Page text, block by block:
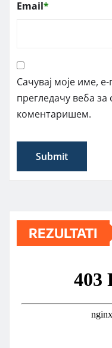
Email*
Сачувај моје име,
прегледачу веба за
коментаришем.
REZULTATI